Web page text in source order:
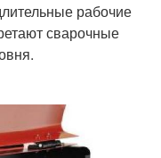
рабочие
сварочные